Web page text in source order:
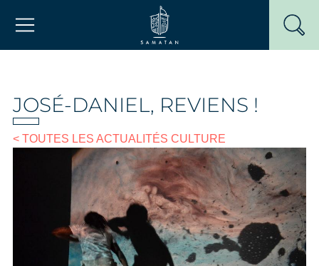
Mairie de Samatan
JOSÉ-DANIEL, REVIENS !
< TOUTES LES ACTUALITÉS CULTURE